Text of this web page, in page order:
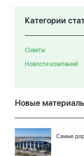
Категории
Советы
Новости компаний
Новые
Самые